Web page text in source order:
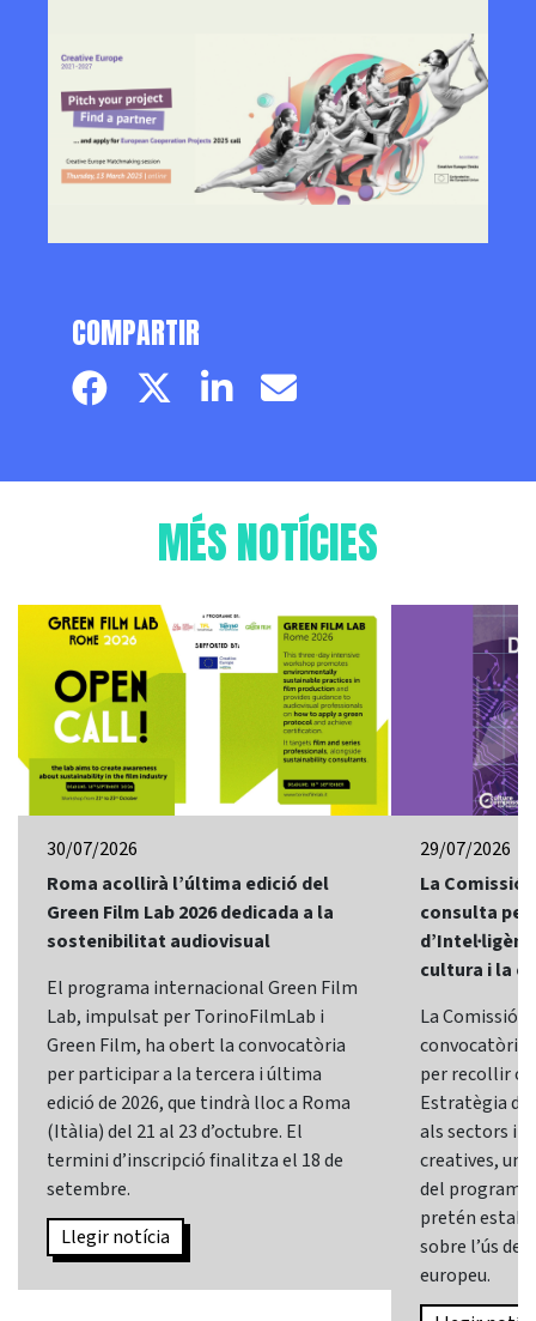
COMPARTIR
Facebook pageTwitter page
LinkedinEmail
MÉS NOTÍCIES
30/07/2026
Roma acollirà l’última edició del
Green Film Lab 2026 dedicada a la
sostenibilitat audiovisual
El programa internacional Green Film
Lab, impulsat per TorinoFilmLab i
Green Film, ha obert la convocatòria
per participar a la tercera i última
edició de 2026, que tindrà lloc a Roma
(Itàlia) del 21 al 23 d’octubre. El
termini d’inscripció finalitza el 18 de
setembre.
Llegir notícia
29/07/2026
La Comissió
consulta
cultura i la
La Comissió
convocatòria
per recollir
Estratègia
als sectors i
creatives,
del programa
pretén
sobre l’ús de
europeu.